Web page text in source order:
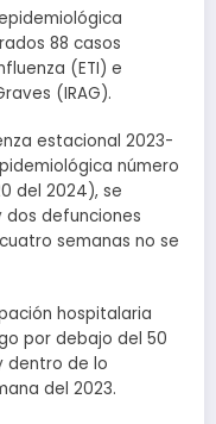
88 casos
(ETI) e
(IRAG).
estacional 2023-
número
del 2024), se
dos defunciones
semanas no se
hospitalaria
por debajo del 50
dentro de lo
del 2023.